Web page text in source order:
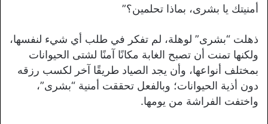
أمنيتك يا بشرى، بماذا تحلمين؟”
ذهلت “بشرى” لوهلة، لم تفكر في طلب أي شيء لنفسها،
ولكنها تمنت أن تصبح الغابة مكانًا آمنًا لشتى الحيوانات
بمختلف أنواعها، وأن يجد الصياد طريقًا آخر لكسب رزقه
دون أذية الحيوانات؛ وبالفعل تحققت أمنية “بشرى”،
واختفت الفراشة من يومها.